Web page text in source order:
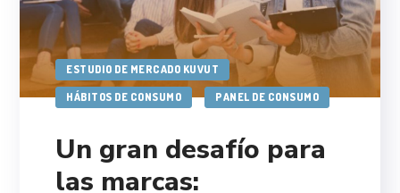
ESTUDIO DE MERCADO KUVUT
HÁBITOS DE CONSUMO PANEL DE CONSUMO
Un gran desafío para
las marcas: